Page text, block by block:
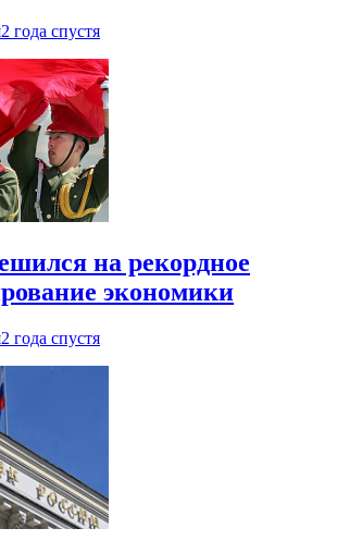
2 года спустя
на рекордное
экономики
2 года спустя